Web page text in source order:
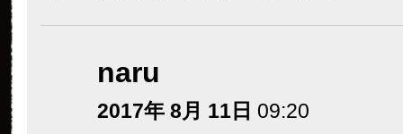
naru
2017年 8月 11日 09:20